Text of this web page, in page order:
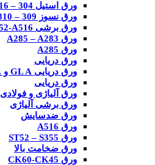
ورق استیل 304 – 316
ورق نسوز 309 – 310
ورق برشی ST52-A516
ورق A285 – A283
ورق A285
ورق دریایی
ورق دریایی GL A و LR A
ورق دریایی
ورق آلیاژی و فولادی
ورق برشی آلیاژی
ورق ضدسایش
ورق A516
ورق ST52 – S355
ورق ضخامت بالا
ورق CK60-CK45